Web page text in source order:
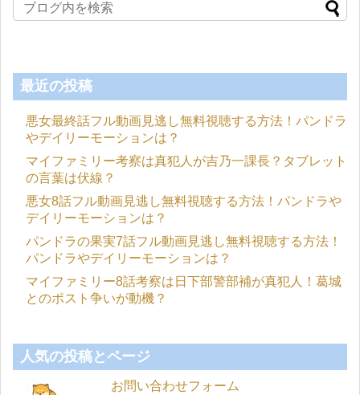
最近の投稿
悪女最終話フル動画見逃し無料視聴する方法！パンドラ
やデイリーモーションは？
マイファミリー考察は真犯人が吉乃一課長？タブレット
の言葉は伏線？
悪女8話フル動画見逃し無料視聴する方法！パンドラや
デイリーモーションは？
パンドラの果実7話フル動画見逃し無料視聴する方法！
パンドラやデイリーモーションは？
マイファミリー8話考察は日下部警部補が真犯人！葛城
とのポスト争いが動機？
人気の投稿とページ
お問い合わせフォーム